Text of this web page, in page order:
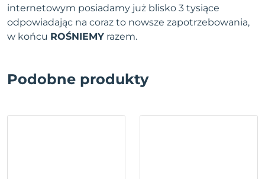
internetowym posiadamy już blisko 3 tysiące
odpowiadając na coraz to nowsze zapotrzebowania,
w końcu ROŚNIEMY razem.
Podobne produkty